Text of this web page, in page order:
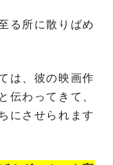
る所に散りばめ
は、彼の映画作
伝わってきて、
にさせられます